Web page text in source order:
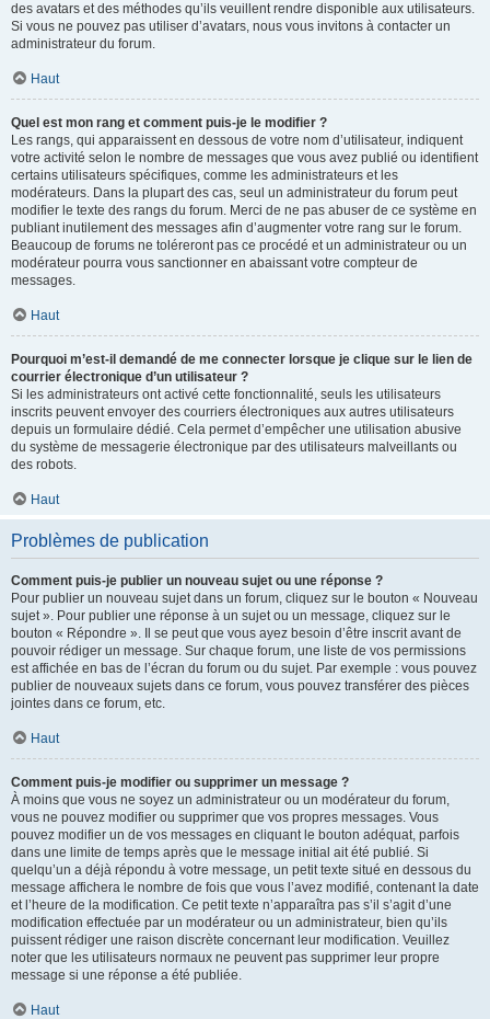
des avatars et des méthodes qu’ils veuillent rendre disponible aux utilisateurs.
Si vous ne pouvez pas utiliser d’avatars, nous vous invitons à contacter un
administrateur du forum.
Haut
Quel est mon rang et comment puis-je le modifier ?
Les rangs, qui apparaissent en dessous de votre nom d’utilisateur, indiquent
votre activité selon le nombre de messages que vous avez publié ou identifient
certains utilisateurs spécifiques, comme les administrateurs et les
modérateurs. Dans la plupart des cas, seul un administrateur du forum peut
modifier le texte des rangs du forum. Merci de ne pas abuser de ce système en
publiant inutilement des messages afin d’augmenter votre rang sur le forum.
Beaucoup de forums ne toléreront pas ce procédé et un administrateur ou un
modérateur pourra vous sanctionner en abaissant votre compteur de
messages.
Haut
Pourquoi m’est-il demandé de me connecter lorsque je clique sur le lien de
courrier électronique d’un utilisateur ?
Si les administrateurs ont activé cette fonctionnalité, seuls les utilisateurs
inscrits peuvent envoyer des courriers électroniques aux autres utilisateurs
depuis un formulaire dédié. Cela permet d’empêcher une utilisation abusive
du système de messagerie électronique par des utilisateurs malveillants ou
des robots.
Haut
Problèmes de publication
Comment puis-je publier un nouveau sujet ou une réponse ?
Pour publier un nouveau sujet dans un forum, cliquez sur le bouton « Nouveau
sujet ». Pour publier une réponse à un sujet ou un message, cliquez sur le
bouton « Répondre ». Il se peut que vous ayez besoin d’être inscrit avant de
pouvoir rédiger un message. Sur chaque forum, une liste de vos permissions
est affichée en bas de l’écran du forum ou du sujet. Par exemple : vous pouvez
publier de nouveaux sujets dans ce forum, vous pouvez transférer des pièces
jointes dans ce forum, etc.
Haut
Comment puis-je modifier ou supprimer un message ?
À moins que vous ne soyez un administrateur ou un modérateur du forum,
vous ne pouvez modifier ou supprimer que vos propres messages. Vous
pouvez modifier un de vos messages en cliquant le bouton adéquat, parfois
dans une limite de temps après que le message initial ait été publié. Si
quelqu’un a déjà répondu à votre message, un petit texte situé en dessous du
message affichera le nombre de fois que vous l’avez modifié, contenant la date
et l’heure de la modification. Ce petit texte n’apparaîtra pas s’il s’agit d’une
modification effectuée par un modérateur ou un administrateur, bien qu’ils
puissent rédiger une raison discrète concernant leur modification. Veuillez
noter que les utilisateurs normaux ne peuvent pas supprimer leur propre
message si une réponse a été publiée.
Haut